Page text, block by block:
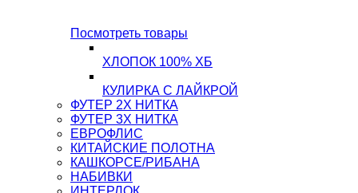
Посмотреть товары
ХЛОПОК 100% ХБ
КУЛИРКА С ЛАЙКРОЙ
ФУТЕР 2Х НИТКА
ФУТЕР 3Х НИТКА
ЕВРОФЛИС
КИТАЙСКИЕ ПОЛОТНА
КАШКОРСЕ/РИБАНА
НАБИВКИ